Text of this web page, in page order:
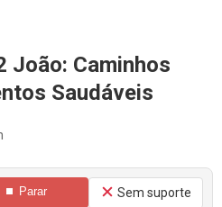
João: Caminhos
Saudáveis
⏹ Parar Sem suporte